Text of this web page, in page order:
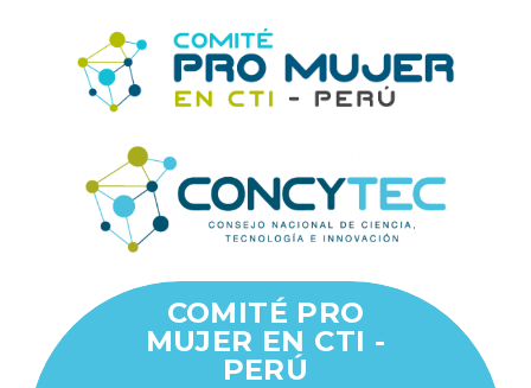
COMITÉ PRO
MUJER EN CTI -
PERÚ